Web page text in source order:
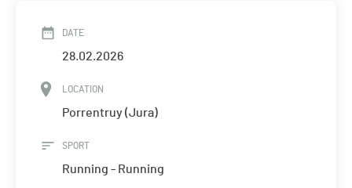
DATE
28.02.2026
LOCATION
Porrentruy (Jura)
SPORT
Running - Running